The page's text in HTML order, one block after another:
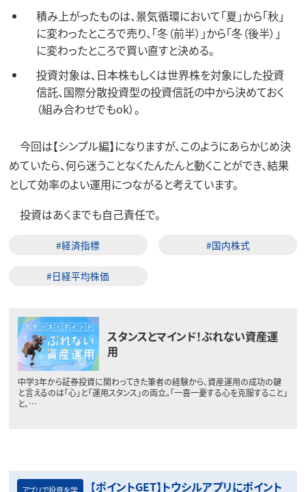
積み上がったものは、景気循環において「夏」から「秋」
に変わったところで売り、「冬（前半）」から「冬（後半）」
に変わったところで買い直すと決める。
投資対象は、日本株もしくは世界株を対象にした投資
信託、国際分散投資型の投資信託の中から決めておく
（組み合わせでもok）。
今回は【シンプル編】になりますが、このようにあらかじめ決
めていたら、何ら迷うことなくたんたんと動くことができ、結果
として効率のよい運用につながると考えています。
投資はあくまでも自己責任で。
#経済指標 #国内株式
#日経平均株価
スタンスとマインド！ぶれない資産運
用
中学3年から証券投資に関わってきた筆者の経験から、資産運用の成功の鍵
と言えるのは「心」と「運用スタンス」の両立。「一喜一憂する心を克服すること」
と、…
アプリで投資を学
【ポイントGET】トウシルアプリにポイント